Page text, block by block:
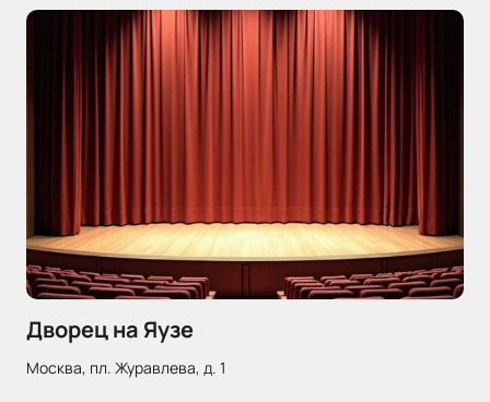
Дворец на Яузе
Москва, пл. Журавлева, д. 1